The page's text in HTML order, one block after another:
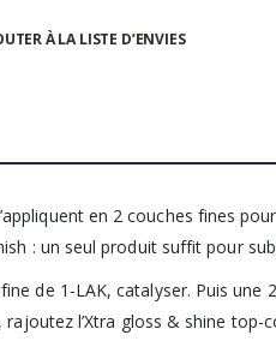
À LA LISTE D’ENVIES
en 2 couches fines
: un seul produit suffit pour
de 1-LAK, catalyser. Puis
l’Xtra gloss & shine top-